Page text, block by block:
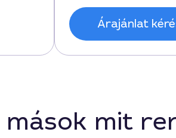
említeném Martin-t
Árajánlat
mások mit